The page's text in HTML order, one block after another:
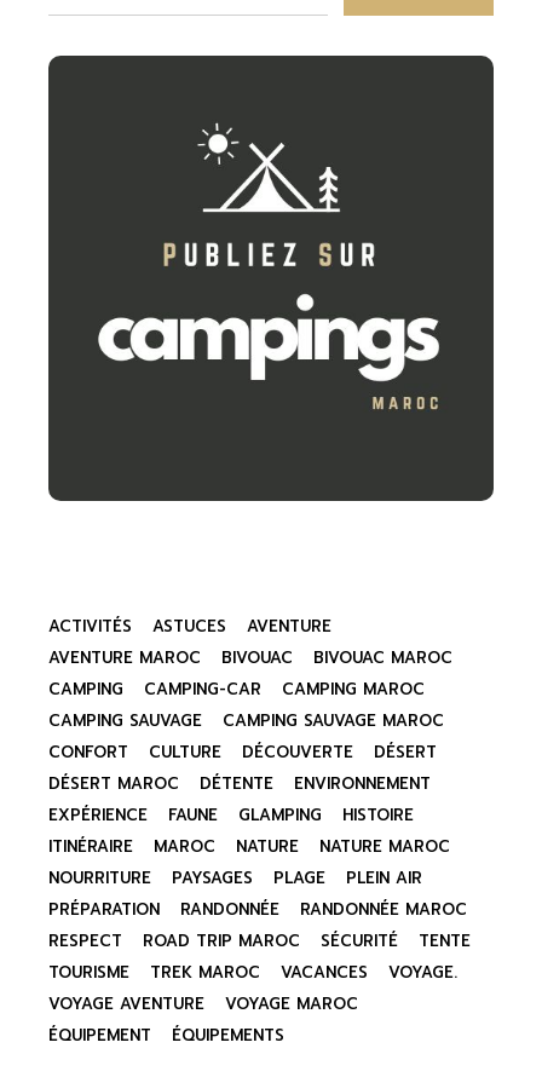
ACTIVITÉS ASTUCES
AVENTURE
AVENTURE MAROC
BIVOUAC
BIVOUAC MAROC
CAMPING
CAMPING-CAR
CAMPING MAROC
CAMPING SAUVAGE
CAMPING SAUVAGE MAROC
CONFORT
CULTURE DÉCOUVERTE
DÉSERT
DÉSERT MAROC
DÉTENTE
ENVIRONNEMENT
EXPÉRIENCE
FAUNE GLAMPING
HISTOIRE
ITINÉRAIRE
MAROC NATURE
NATURE MAROC
NOURRITURE
PAYSAGES PLAGE
PLEIN AIR
PRÉPARATION
RANDONNÉE
RANDONNÉE MAROC
RESPECT
ROAD TRIP MAROC SÉCURITÉ
TENTE
TOURISME
TREK MAROC VACANCES
VOYAGE.
VOYAGE AVENTURE
VOYAGE MAROC
ÉQUIPEMENT
ÉQUIPEMENTS